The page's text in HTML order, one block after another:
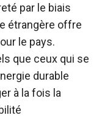
par le biais
étrangère offre
le pays.
que ceux qui se
durable
à la fois la